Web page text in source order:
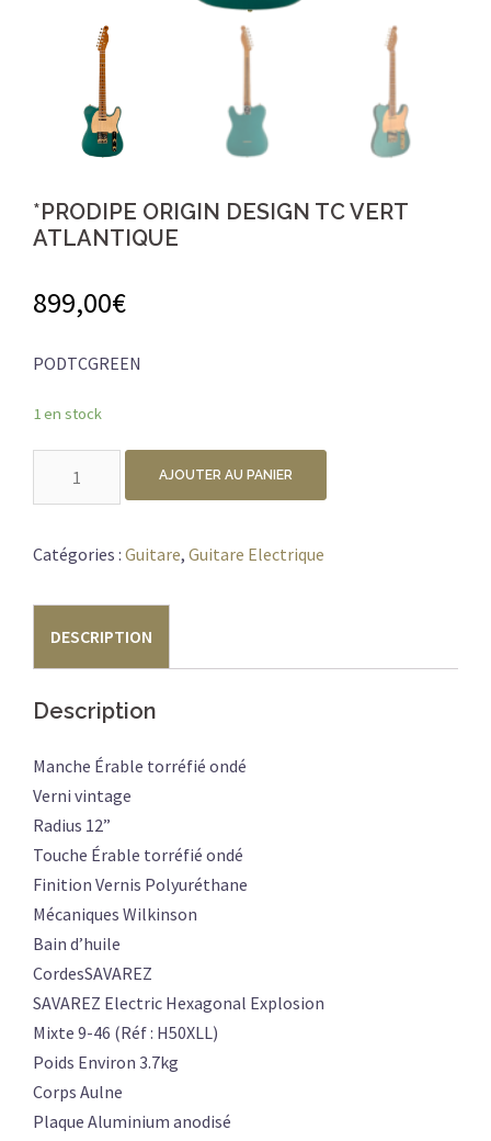
*PRODIPE ORIGIN DESIGN TC VERT
ATLANTIQUE
899,00€
PODTCGREEN
1 en stock
ORIGIN
TC
VERT
ATLANTIQUE
AJOUTER AU PANIER
Catégories : Guitare, Guitare Electrique
DESCRIPTION
Description
Manche Érable torréfié ondé
Verni vintage
Radius 12”
Touche Érable torréfié ondé
Finition Vernis Polyuréthane
Mécaniques Wilkinson
Bain d’huile
CordesSAVAREZ
SAVAREZ Electric Hexagonal Explosion
Mixte 9-46 (Réf : H50XLL)
Poids Environ 3.7kg
Corps Aulne
Plaque Aluminium anodisé